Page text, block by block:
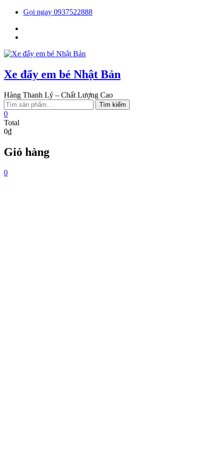
Skip
content
Gọi ngay 0937522888
Xe đẩy em bé Nhật Bản
Hàng Thanh Lý – Chất Lượng Cao
Tìm
kiếm:
Tìm kiếm
0
Total
0₫
Giỏ hàng
0